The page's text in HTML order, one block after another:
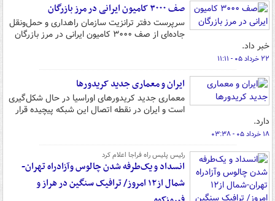
صف ۳۰۰۰ کامیون ایرانی در مرز بازرگان
سرپرست دفتر ترانزیت سازمان راهداری و حمل‌ونقل
جاده‌ای از صف ۳۰۰۰ کامیون‌ ایرانی در مرز بازرگان
خبر داد.
۲۲ خرداد ۰۵ - ۱۱:۱۱
ایران و معماری جدید کریدورها
معماری جدید کریدورهای اوراسیا در حال شکل‌گیری
است و ایران در نقطه اتصال این شبکه پیچیده قرار
دارد.
۱۸ خرداد ۰۵ - ۰۳:۳۸
رئیس پلیس راه فراجا اعلام کرد
انسداد و یک‌طرفه شدن چالوس وآزادراه تهران-
شمال از۱۲ امروز/ ترافیک سنگین در هراز و